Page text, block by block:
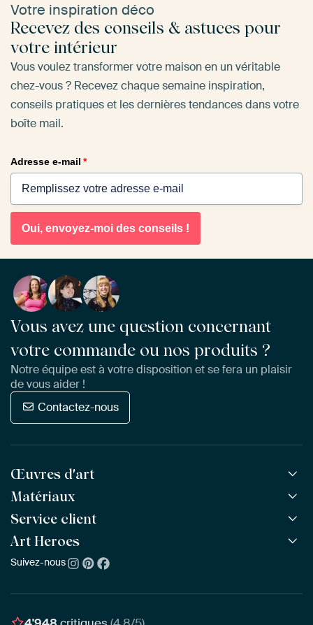
Votre inspiration déco
Recevez des conseils & astuces pour
votre intérieur
Vous voulez transformer votre maison en un véritable
chez-vous ? Recevez chaque semaine inspiration,
conseils pratiques et les dernières tendances dans votre
boîte mail.
Adresse e-mail *
Oui, envoyez-moi des conseils !
Vous avez une question concernant
votre commande ou nos produits ?
Notre équipe est à votre disposition et se fera un plaisir
de vous aider !
Contactez-nous
Œuvres d'art
Toutes les œuvres
Toutes les collections
Tous les artistes
Meilleures ventes
Matériaux
ArtFrame™ POPULAIRE
ArtFrame™ en bois
Toile
Service client
Questions fréquentes
Commander
Montage & Accrochage
Art Heroes
À propos de nous
Récompenses
Suivez-nous